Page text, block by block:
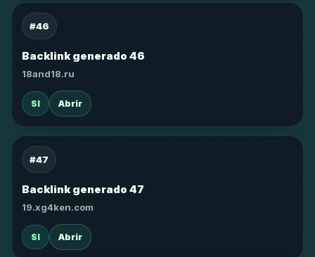
#46
Backlink generado 46
18and18.ru
SI Abrir
#47
Backlink generado 47
19.xg4ken.com
SI Abrir